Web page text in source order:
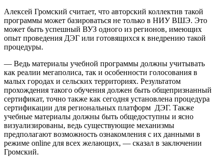
Алексей Громский считает, что авторский коллектив такой
программы может базироваться не только в НИУ ВШЭ. Это
может быть успешный ВУЗ одного из регионов, имеющих
опыт проведения ДЭГ или готовящихся к внедрению такой
процедуры.
— Ведь материалы учебной программы должны учитывать
как реалии мегаполиса, так и особенности голосования в
малых городах и сельских территориях. Результатом
прохождения такого обучения должен быть общепризнанный
сертификат, точно также как сегодня установлена процедура
сертификации для региональных платформ ДЭГ. Также
учебные материалы должны быть общедоступны и ясно
визуализированы, ведь существующие механизмы
предполагают возможность ознакомления с их данными в
режиме online для всех желающих, — сказал в заключении
Громский.